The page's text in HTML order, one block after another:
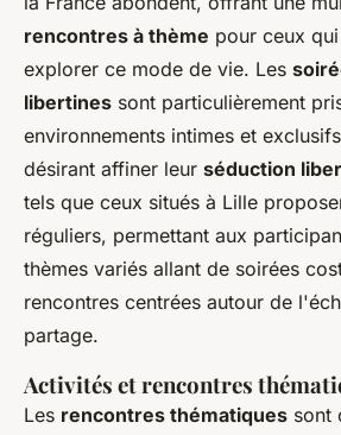
rencontres à thème pour ceux
explorer ce mode de vie. Les
libertines sont particulièrement
environnements intimes et
désirant affiner leur séduction
tels que ceux situés à Lille
réguliers, permettant aux
thèmes variés allant de soirées
rencontres centrées autour de
partage.
Activités et rencontres
Les rencontres thématiques sont